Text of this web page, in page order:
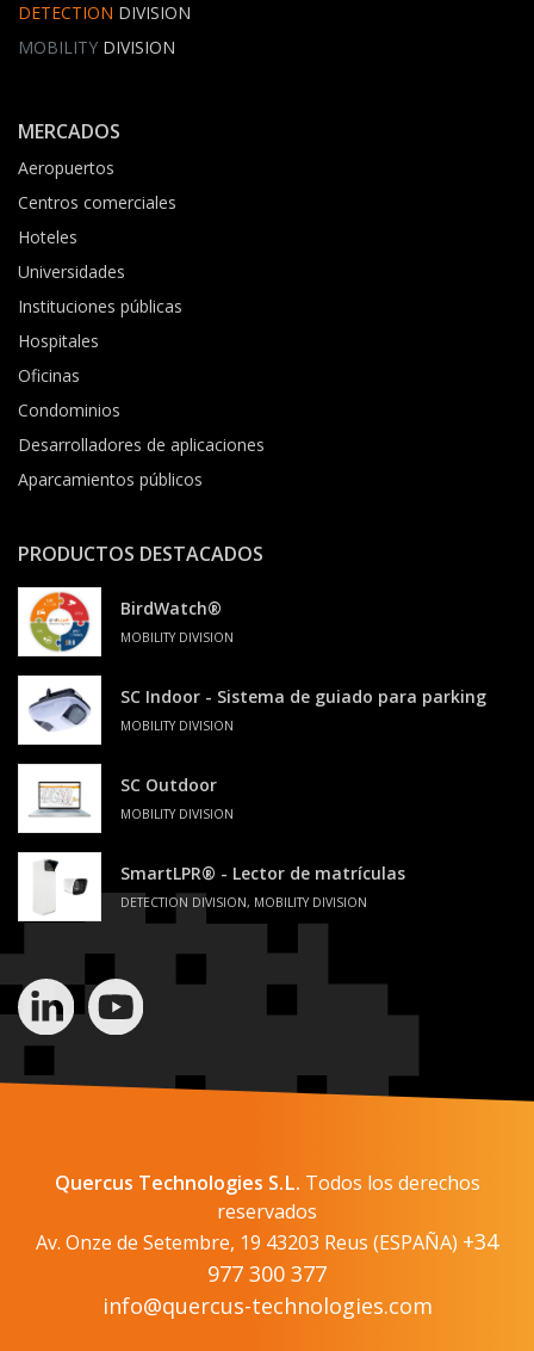
DETECTION DIVISION
MOBILITY DIVISION
MERCADOS
Aeropuertos
Centros comerciales
Hoteles
Universidades
Instituciones públicas
Hospitales
Oficinas
Condominios
Desarrolladores de aplicaciones
Aparcamientos públicos
PRODUCTOS DESTACADOS
BirdWatch®
MOBILITY DIVISION
SC Indoor - Sistema de guiado para parking
MOBILITY DIVISION
SC Outdoor
MOBILITY DIVISION
SmartLPR® - Lector de matrículas
DETECTION DIVISION, MOBILITY DIVISION
Quercus Technologies S.L. Todos los derechos
reservados
Av. Onze de Setembre, 19 43203 Reus (ESPAÑA) +34
977 300 377
info@quercus-technologies.com